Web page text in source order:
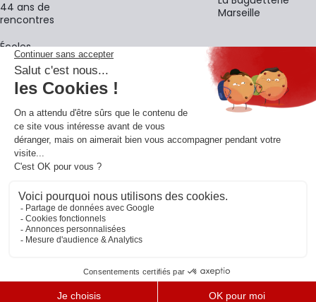
44 ans de
rencontres
Écoles
Marseille
La newsletter
Adresse e-mail
En vous inscrivant à notre newsletter, vous acceptez notre
confidentialité.
Retrouvons-nous sur